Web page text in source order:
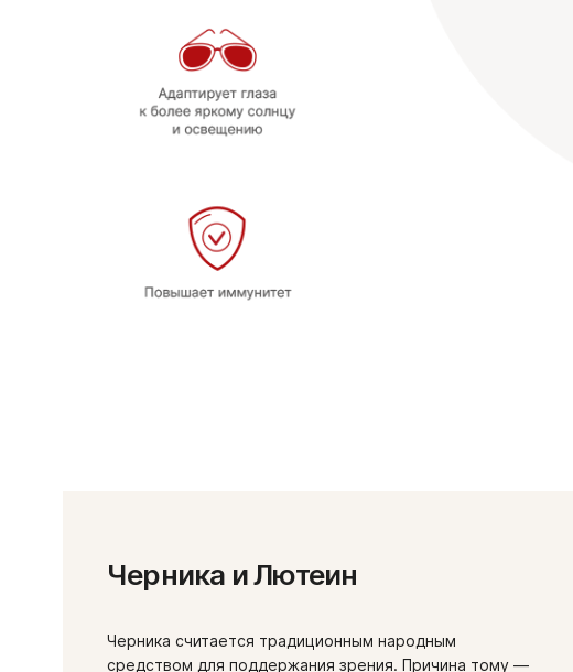
Черника и Лютеин
Черника считается традиционным народным
средством для поддержания зрения. Причина тому —